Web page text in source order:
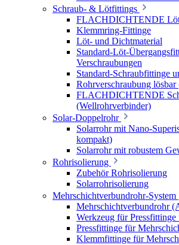
Schraub- & Lötfittings
FLACHDICHTENDE
Klemmring-Fittinge
Löt- und Dichtmaterial
Standard-Löt-
Verschraubungen
Standard-Schraubfittinge
Rohrverschraubung
FLACHDICHTENDE
(Wellrohrverbinder)
Solar-Doppelrohr
Solarrohr mit Nano-
kompakt)
Solarrohr mit robustem
Rohrisolierung
Zubehör Rohrisolierung
Solarrohrisolierung
Mehrschichtverbundrohr-System
Mehrschichtverbundrohr
Werkzeug für
Pressfittinge für
Klemmfittinge für